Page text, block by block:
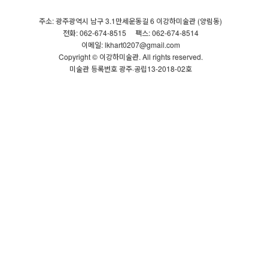
주소: 광주광역시 남구 3.1만세운동길 6 이강하미술관 (양림동)
전화: 062-674-8515
팩스: 062-674-8514
이메일: lkhart0207@gmail.com
Copyright © 이강하미술관. All rights reserved.
미술관 등록번호 광주·공립13-2018-02호